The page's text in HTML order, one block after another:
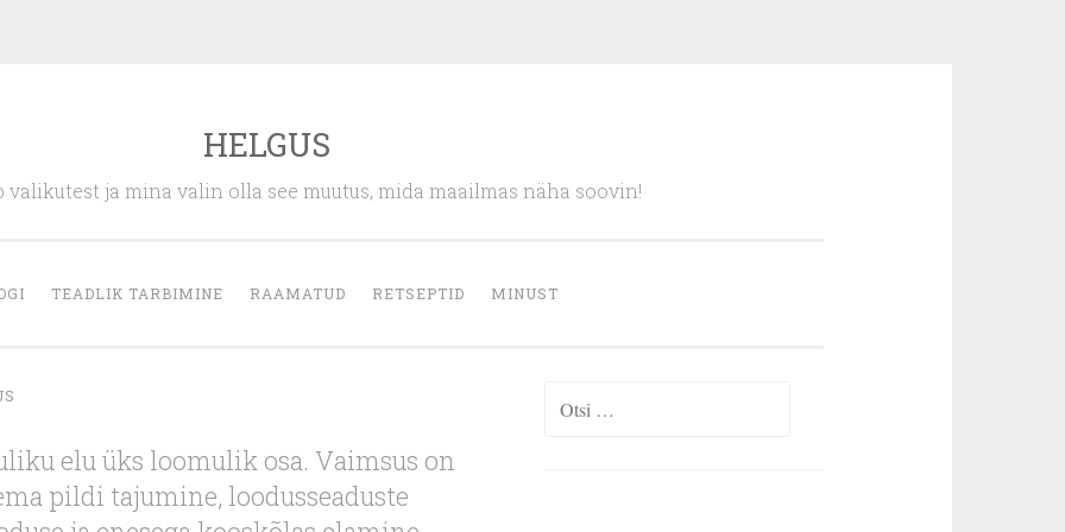
HELGUS
valikutest ja mina valin olla see muutus, mida maailmas näha soovin!
TEADLIK TARBIMINE RAAMATUD RETSEPTID MINUST
elu üks loomulik osa. Vaimsus on
pildi tajumine, loodusseaduste
Otsi: